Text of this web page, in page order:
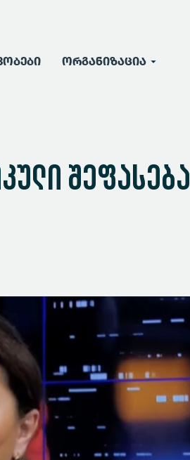
ორგანიზაცია
შეფასება